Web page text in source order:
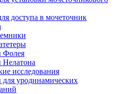
доступа в мочеточник
Фолея
Нелатона
исследования
для уродинамических